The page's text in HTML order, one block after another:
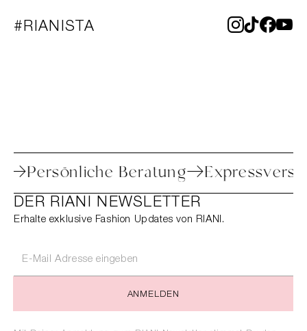
#RIANISTA
Persönliche Beratung
DER RIANI NEWSLETTER
Erhalte exklusive Fashion Updates von RIANI.
ANMELDEN